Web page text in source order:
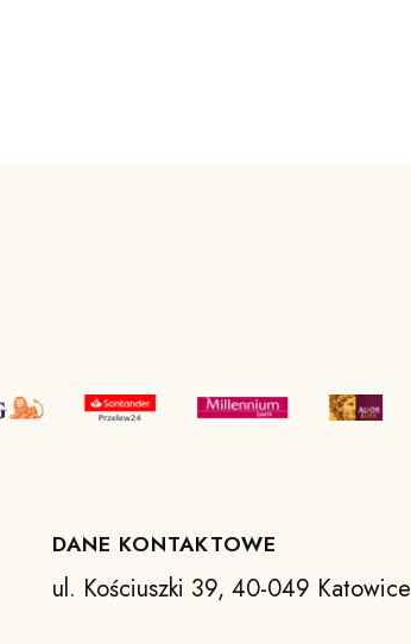
DANE KONTAKTOWE
ul. Kościuszki 39, 40-049 Katowice